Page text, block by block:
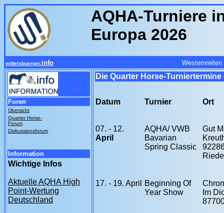
AQHA-Turniere
Europa 2026
wittelsbuerger. info
Foren
Übersicht
Quarter Horse-
Forum
Diskussionsforum
Information
Wichtige Infos
Aktuelle AQHA High
Point-Wertung
Deutschland
Die Quarter Horse-
Datum Turnier Ort
07. - 12.
April
AQHA/ VWB
Bavarian
Spring Classic
Gut
17. - 19. April
Beginning Of
Year Show
Im